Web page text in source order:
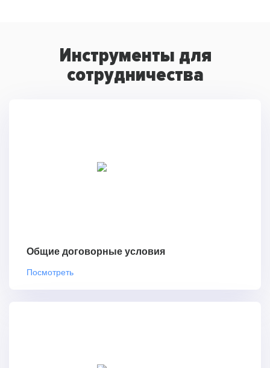
Инструменты для
сотрудничества
Общие договорные условия
Посмотреть